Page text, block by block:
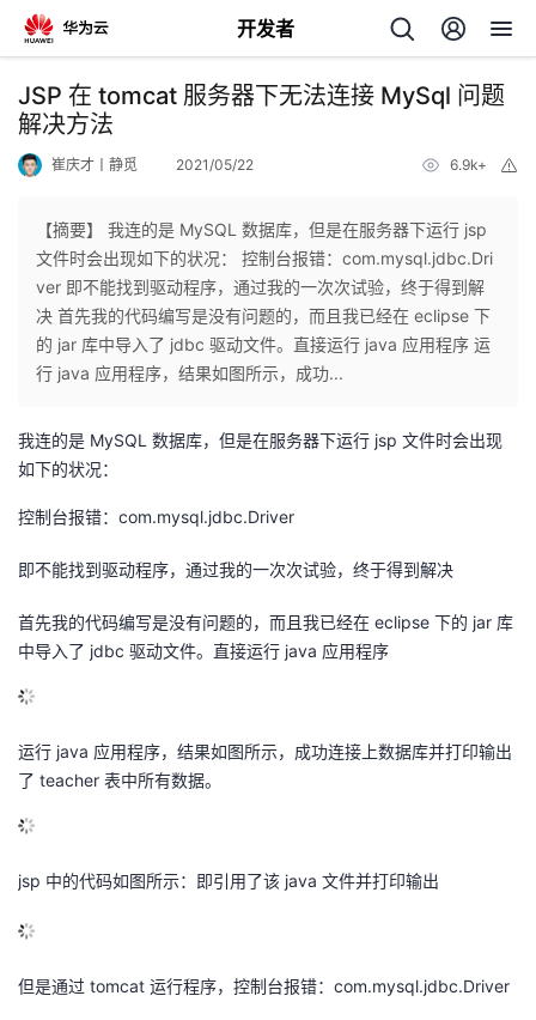
开发者
返
回
个
人
页
我
开
发
者
我
博
的
我
播
活
的
的
开
发
者
学
堂
的
程
我
认
的
我
我
的
Programs
我
的
支
持
我
支
声
JSP 在 tomcat 服务器下无法连接 MySql 问题
解决方法
崔庆才丨静觅 2021/05/22 6.9k+
【摘要】 我连的是 MySQL 数据库，但是在服务器下运行 jsp
文件时会出现如下的状况： 控制台报错：com.mysql.jdbc.Dri
ver 即不能找到驱动程序，通过我的一次次试验，终于得到解
决 首先我的代码编写是没有问题的，而且我已经在 eclipse 下
的 jar 库中导入了 jdbc 驱动文件。直接运行 java 应用程序 运
行 java 应用程序，结果如图所示，成功...
我连的是 MySQL 数据库，但是在服务器下运行 jsp 文件时会出现
如下的状况：
控制台报错：com.mysql.jdbc.Driver
即不能找到驱动程序，通过我的一次次试验，终于得到解决
首先我的代码编写是没有问题的，而且我已经在 eclipse 下的 jar 库
中导入了 jdbc 驱动文件。直接运行 java 应用程序
运行 java 应用程序，结果如图所示，成功连接上数据库并打印输出
了 teacher 表中所有数据。
jsp 中的代码如图所示：即引用了该 java 文件并打印输出
但是通过 tomcat 运行程序，控制台报错：com.mysql.jdbc.Driver